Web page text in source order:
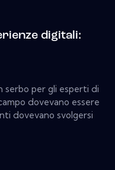
digitali:
serbo per gli esperti di
dovevano essere
dovevano svolgersi